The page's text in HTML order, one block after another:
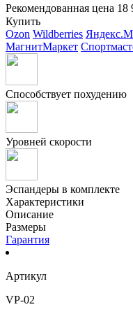
Рекомендованная цена 18
Купить
Ozon Wildberries
МагнитМаркет
Способствует похудению
Уровней скорости
Эспандеры в комплекте
Характеристики
Описание
Размеры
Гарантия
Артикул
VP-02